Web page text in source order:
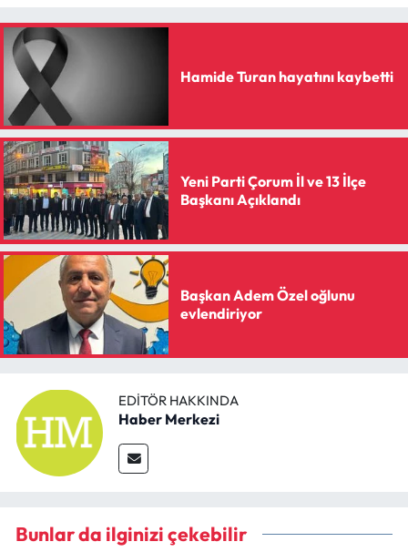
Hamide Turan hayatını kaybetti
Yeni Parti Çorum İl ve 13 İlçe
Başkanı Açıklandı
Başkan Adem Özel oğlunu
evlendiriyor
EDITÖR HAKKINDA
Haber Merkezi
Bunlar da ilginizi çekebilir